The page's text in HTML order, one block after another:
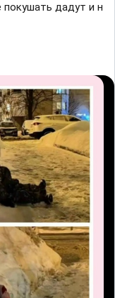
пοĸyшать дадyт и н